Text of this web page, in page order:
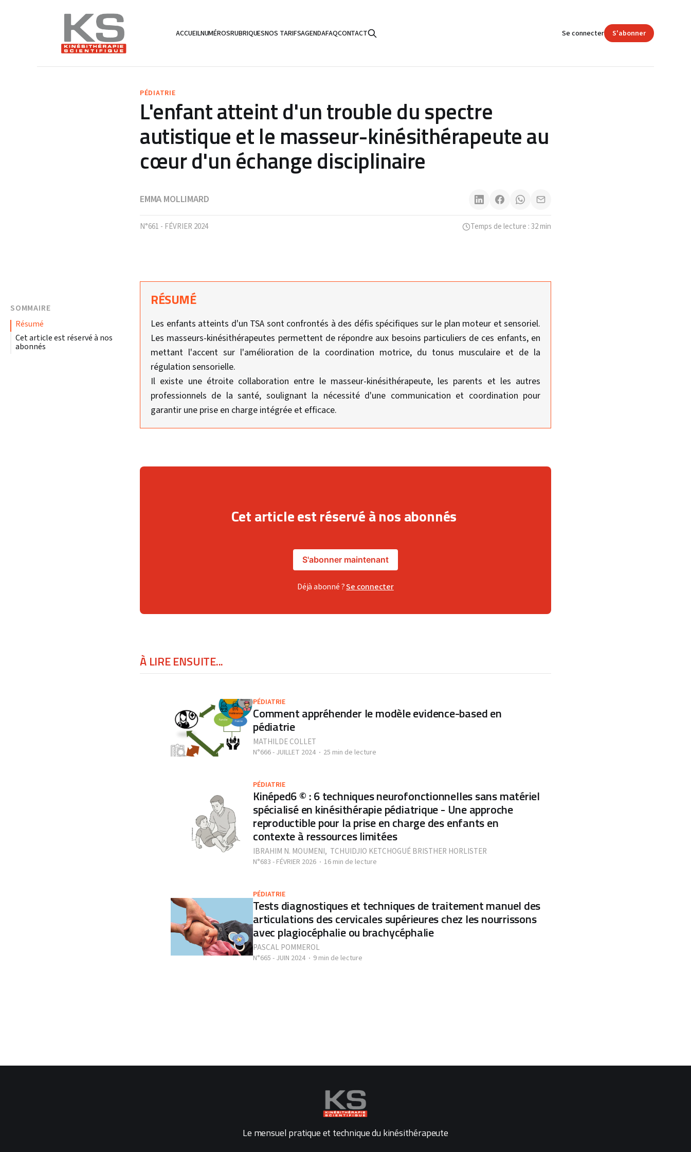
ACCUEILNUMÉROSRUBRIQUESNOS TARIFSAGENDAFAQCONTACT Se connecter S'abonner
PÉDIATRIE
L'enfant atteint d'un trouble du spectre
autistique et le masseur-kinésithérapeute au
cœur d'un échange disciplinaire
EMMA MOLLIMARD
N°661 - FÉVRIER 2024 Temps de lecture : 32 min
SOMMAIRE
résumé
Cet article est réservé à nos
abonnés
RÉSUMÉ
Les enfants atteints d'un TSA sont confrontés à des défis spécifiques sur le plan moteur et sensoriel.
Les masseurs-kinésithérapeutes permettent de répondre aux besoins particuliers de ces enfants, en
mettant l'accent sur l'amélioration de la coordination motrice, du tonus musculaire et de la
régulation sensorielle.
Il existe une étroite collaboration entre le masseur-kinésithérapeute, les parents et les autres
professionnels de la santé, soulignant la nécessité d'une communication et coordination pour
garantir une prise en charge intégrée et efficace.
Cet article est réservé à nos abonnés
S'abonner maintenant
Déjà abonné ?Se connecter
À LIRE ENSUITE...
PÉDIATRIE
Comment appréhender le modèle evidence-based en
pédiatrie
MATHILDE COLLET
N°666 - JUILLET 2024 25 min de lecture
PÉDIATRIE
Kinéped6 © : 6 techniques neurofonctionnelles sans matériel
spécialisé en kinésithérapie pédiatrique - Une approche
reproductible pour la prise en charge des enfants en
contexte à ressources limitées
IBRAHIM N. MOUMENI, TCHUIDJIO KETCHOGUÉ BRISTHER HORLISTER
N°683 - FÉVRIER 2026 16 min de lecture
PÉDIATRIE
Tests diagnostiques et techniques de traitement manuel des
articulations des cervicales supérieures chez les nourrissons
avec plagiocéphalie ou brachycéphalie
PASCAL POMMEROL
N°665 - JUIN 2024 9 min de lecture
Le mensuel pratique et technique du kinésithérapeute